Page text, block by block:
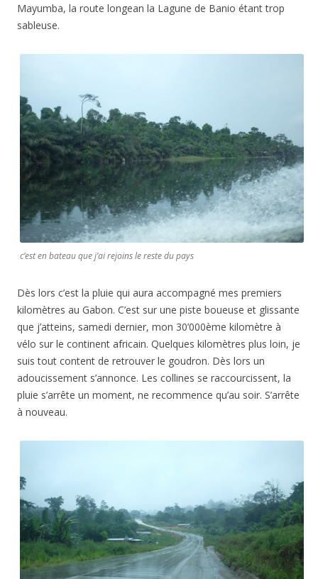
Mayumba, la route longean la Lagune de Banio étant trop
sableuse.
c’est en bateau que j’ai rejoins le reste du pays
Dès lors c’est la pluie qui aura accompagné mes premiers
kilomètres au Gabon. C’est sur une piste boueuse et glissante
que j’atteins, samedi dernier, mon 30’000ème kilomètre à
vélo sur le continent africain. Quelques kilomètres plus loin, je
suis tout content de retrouver le goudron. Dès lors un
adoucissement s’annonce. Les collines se raccourcissent, la
pluie s’arrête un moment, ne recommence qu’au soir. S’arrête
à nouveau.